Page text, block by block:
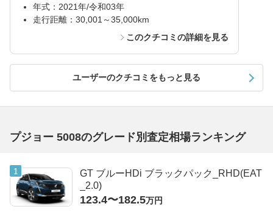
年式：2021年/令和03年
走行距離：30,001～35,000km
このクチコミの詳細を見る
ユーザーのクチコミをもっと見る
プジョー 5008のグレード別査定相場ランキング
GT ブルーHDi ブラックパック_RHD(EAT
_2.0)
123.4〜182.5万円